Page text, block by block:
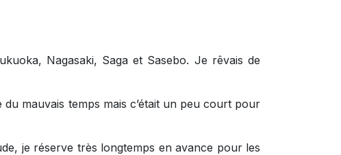
Nagasaki, Saga et Sasebo. Je rêvais de
mauvais temps mais c’était un peu court pour
je réserve très longtemps en avance pour les